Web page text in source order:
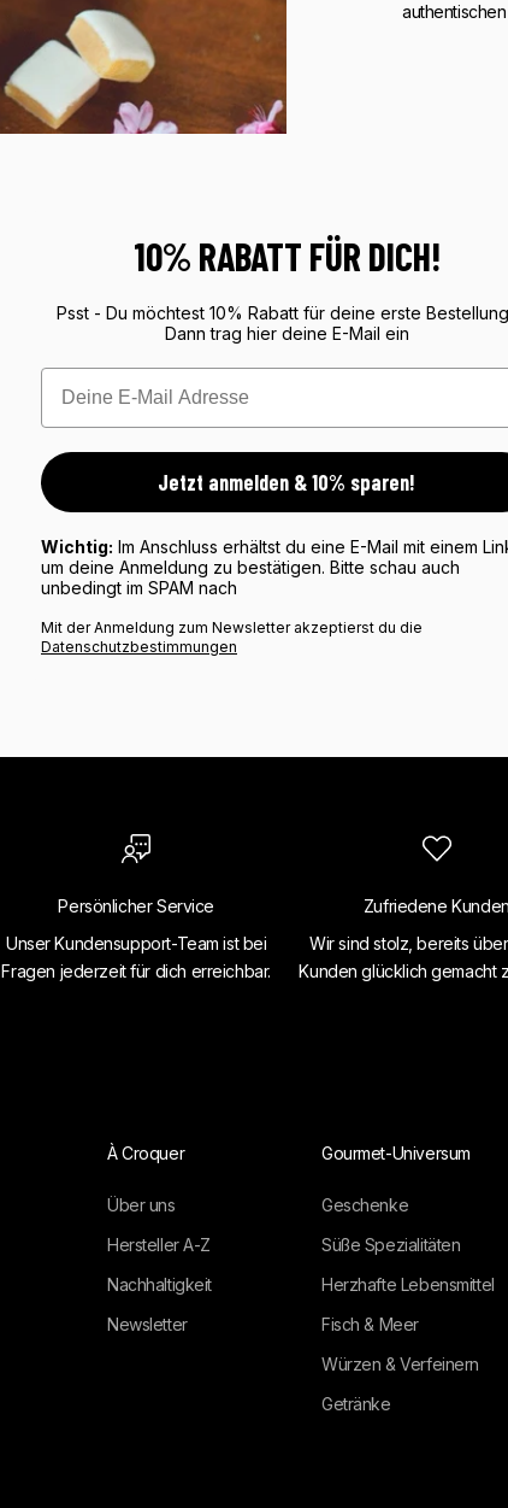
10% RABATT FÜR DICH!
Psst - Du möchtest 10% Rabatt für deine erste
Dann trag hier deine E-Mail ein
Email
Jetzt anmelden & 10% sparen!
Wichtig: Im Anschluss erhältst du eine E-Mail mit einem
um deine Anmeldung zu bestätigen. Bitte schau auch
unbedingt im SPAM nach
Mit der Anmeldung zum Newsletter akzeptierst du die
Datenschutzbestimmungen
Persönlicher Service
Unser Kundensupport-Team ist bei
Fragen jederzeit für dich erreichbar.
Zufriedene Kunden
Wir sind stolz, bereits
Kunden glücklich gemacht
À Croquer
Über uns
Hersteller A-Z
Nachhaltigkeit
Newsletter
Gourmet-Universum
Geschenke
Süße Spezialitäten
Herzhafte Lebensmittel
Fisch & Meer
Würzen & Verfeinern
Getränke